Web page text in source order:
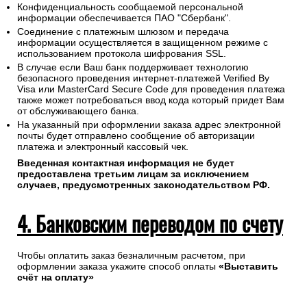
Конфиденциальность сообщаемой персональной
информации обеспечивается ПАО "Сбербанк".
Соединение с платежным шлюзом и передача
информации осуществляется в защищенном режиме с
использованием протокола шифрования SSL.
В случае если Ваш банк поддерживает технологию
безопасного проведения интернет-платежей Verified By
Visa или MasterCard Secure Code для проведения платежа
также может потребоваться ввод кода который придет Вам
от обслуживающего банка.
На указанный при оформлении заказа адрес электронной
почты будет отправлено сообщение об авторизации
платежа и электронный кассовый чек.
Введенная контактная информация не будет
предоставлена третьим лицам за исключением
случаев, предусмотренных законодательством РФ.
4. Банковским переводом по счету
Чтобы оплатить заказ безналичным расчетом, при
оформлении заказа укажите способ оплаты «Выставить
счёт на оплату»